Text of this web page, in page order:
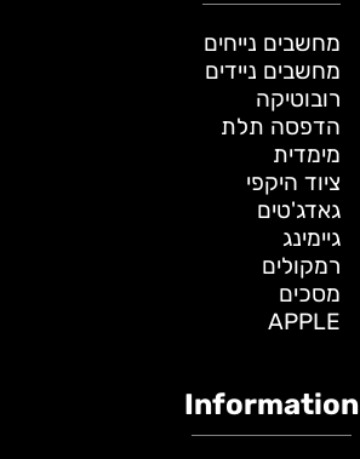
מחשבים נייחים
מחשבים ניידים
רובוטיקה
הדפסה תלת
מימדית
ציוד היקפי
גאדג'טים
גיימינג
רמקולים
מסכים
APPLE
Information